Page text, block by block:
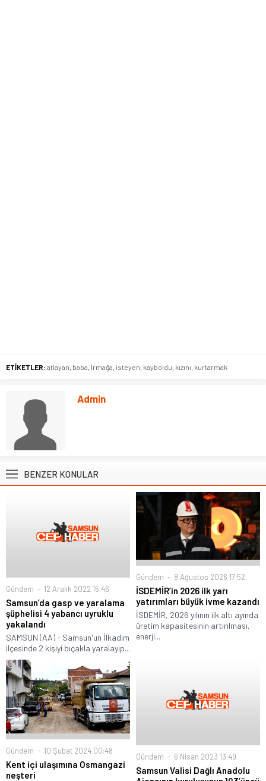
ETİKETLER: atlayan baba Irmağa isteyen kayboldu kızını kurtarmak
Admin
BENZER KONULAR
Gündem 12 Aralık 2022 15:46
Samsun’da gasp ve yaralama
şüphelisi 4 yabancı uyruklu
yakalandı
SAMSUN (AA) - Samsun'un İlkadım
ilçesinde 2 kişiyi bıçakla yaralayıp...
Gündem 8 Ağustos 2026 17:52
İSDEMİR’in 2026 ilk yarı
yatırımları büyük ivme kazandı
İSDEMİR, 2026 yılının ilk altı ayında
üretim kapasitesinin artırılması,
enerji...
Gündem 10 Şubat 2024 00:48
Kent içi ulaşımına Osmangazi
neşteri
Gündem 6 Nisan 2023 13:49
Samsun Valisi Dağlı Anadolu